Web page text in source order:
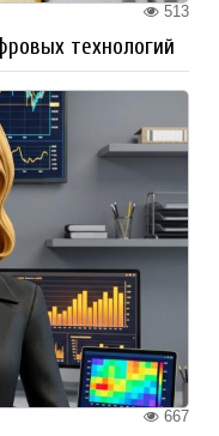
513
технологий
667